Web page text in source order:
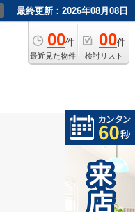
最終更新：2026年08月08日
00件
最近見た物件
00件
検討リスト